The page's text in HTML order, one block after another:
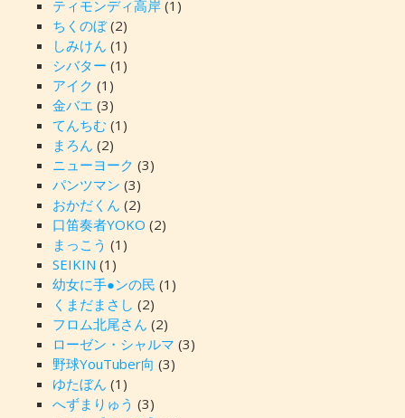
ティモンディ高岸(1)
ちくのぼ(2)
しみけん (1)
シバター (1)
アイク (1)
金バエ (3)
てんちむ (1)
まろん (2)
ニューヨーク (3)
パンツマン (3)
おかだくん (2)
口笛奏者YOKO (2)
まっこう (1)
SEIKIN (1)
幼女に手●ンの民 (1)
くまだまさし (2)
フロム北尾さん (2)
ローゼン・シャルマ (3)
野球YouTuber向 (3)
ゆたぼん (1)
へずまりゅう (3)